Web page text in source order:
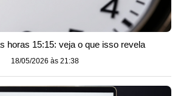
horas 15:15: veja o que isso revela
18/05/2026 às 21:38